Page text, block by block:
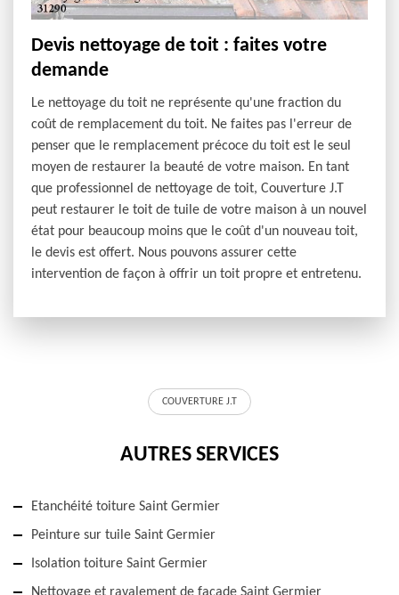
Devis nettoyage de toit : faites votre
demande
Le nettoyage du toit ne représente qu'une fraction du
coût de remplacement du toit. Ne faites pas l'erreur de
penser que le remplacement précoce du toit est le seul
moyen de restaurer la beauté de votre maison. En tant
que professionnel de nettoyage de toit, Couverture J.T
peut restaurer le toit de tuile de votre maison à un nouvel
état pour beaucoup moins que le coût d'un nouveau toit,
le devis est offert. Nous pouvons assurer cette
intervention de façon à offrir un toit propre et entretenu.
COUVERTURE J.T
AUTRES SERVICES
Etanchéité toiture Saint Germier
Peinture sur tuile Saint Germier
Isolation toiture Saint Germier